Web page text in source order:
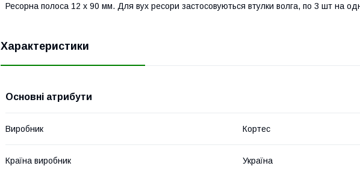
Ресорна полоса 12 х 90 мм. Для вух ресори застосовуються втулки волга, по 3 шт на
Характеристики
Основні атрибути
Виробник Кортес
Країна виробник Україна